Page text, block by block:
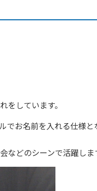
しています。
でお名前を入れる仕様
などのシーンで活躍しま